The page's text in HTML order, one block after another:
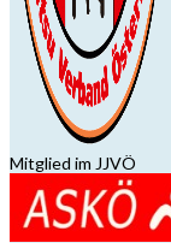
Mitglied im JJVÖ